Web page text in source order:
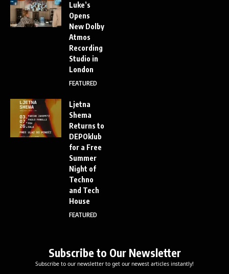
Luke’s
Opens
New Dolby
Atmos
Recording
Studio in
London
FEATURED
Ljetna
Shema
Returns to
DEPOklub
for a Free
Summer
Night of
Techno
and Tech
House
FEATURED
Subscribe to Our Newsletter
Subscribe to our newsletter to get our newest articles instantly!